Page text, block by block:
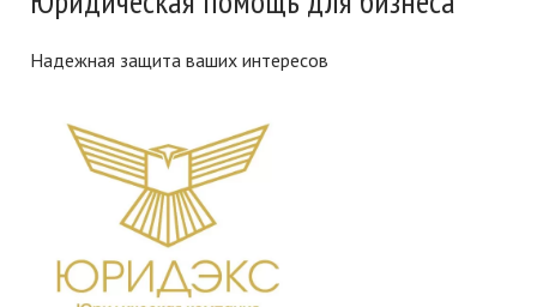
Надежная защита ваших интересов